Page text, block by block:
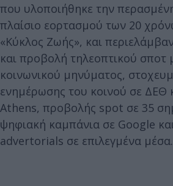
που υλοποιήθηκε την
πλαίσιο εορτασμού των 20
«Κύκλος Ζωής», και
και προβολή τηλεοπτικού σποτ
κοινωνικού μηνύματος,
ενημέρωσης του κοινού σε ΔΕΘ
Athens, προβολής spot σε 35
ψηφιακή καμπάνια σε Google
advertorials σε επιλεγμένα μέσα.